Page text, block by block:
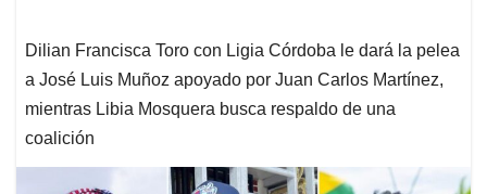
Dilian Francisca Toro con Ligia Córdoba le dará la pelea
a José Luis Muñoz apoyado por Juan Carlos Martínez,
mientras Libia Mosquera busca respaldo de una
coalición